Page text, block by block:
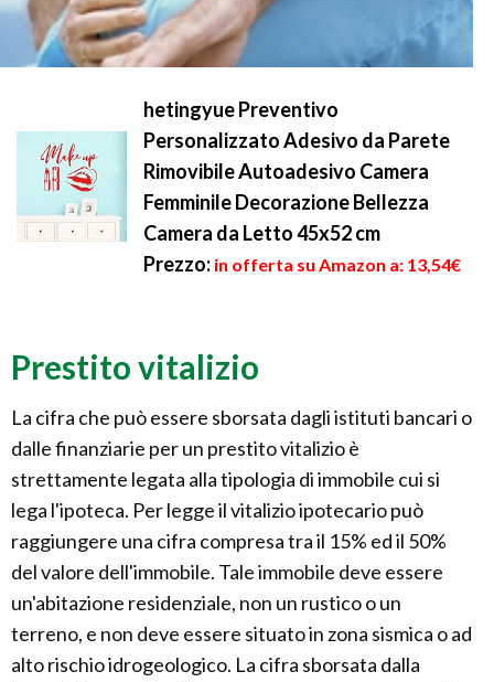
hetingyue Preventivo
Personalizzato Adesivo da Parete
Rimovibile Autoadesivo Camera
Femminile Decorazione Bellezza
Camera da Letto 45x52 cm
Prezzo: in offerta su Amazon a: 13,54€
Prestito vitalizio
La cifra che può essere sborsata dagli istituti bancari o
dalle finanziarie per un prestito vitalizio è
strettamente legata alla tipologia di immobile cui si
lega l'ipoteca. Per legge il vitalizio ipotecario può
raggiungere una cifra compresa tra il 15% ed il 50%
del valore dell'immobile. Tale immobile deve essere
un'abitazione residenziale, non un rustico o un
terreno, e non deve essere situato in zona sismica o ad
alto rischio idrogeologico. La cifra sborsata dalla